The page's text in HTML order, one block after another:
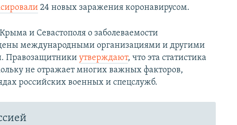
24 новых заражения коронавирусом.
и Севастополя о заболеваемости
международными организациями и другими
Правозащитникиутверждают, что эта статистика
не отражает многих важных факторов,
российских военных и спецслужб.